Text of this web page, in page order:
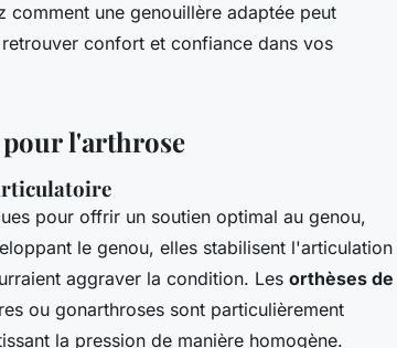
une genouillère adaptée peut
confort et confiance dans vos
l'arthrose
pour offrir un soutien optimal au genou,
le genou, elles stabilisent l'articulation
aggraver la condition. Les orthèses de
ou gonarthroses sont particulièrement
la pression de manière homogène.